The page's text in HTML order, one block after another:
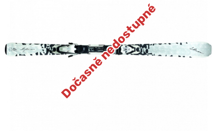
Dočasně nedostupné